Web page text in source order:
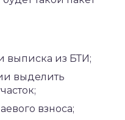
выписка из БТИ;
выделить
взноса;